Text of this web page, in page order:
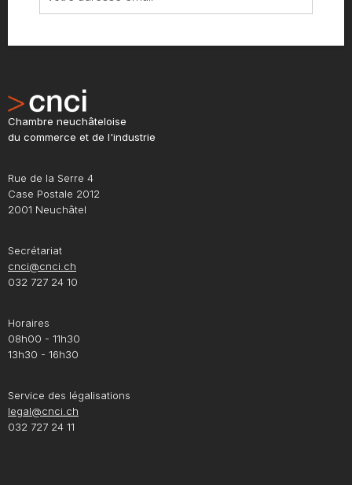
Chambre neuchâteloise
du commerce et de l'industrie
Rue de la Serre 4
Case Postale 2012
2001 Neuchâtel
Secrétariat
cnci@cnci.ch
032 727 24 10
Horaires
08h00 - 11h30
13h30 - 16h30
Service des légalisations
legal@cnci.ch
032 727 24 11